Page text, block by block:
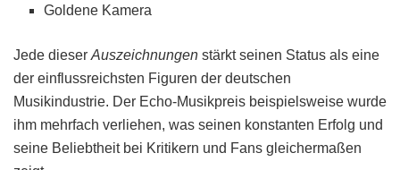
Goldene Kamera
Jede dieser Auszeichnungen stärkt seinen Status als eine
der einflussreichsten Figuren der deutschen
Musikindustrie. Der Echo-Musikpreis beispielsweise wurde
ihm mehrfach verliehen, was seinen konstanten Erfolg und
seine Beliebtheit bei Kritikern und Fans gleichermaßen